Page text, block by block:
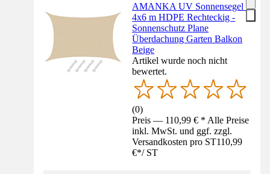
AMANKA UV Sonnensegel -
4x6 m HDPE Rechteckig -
Sonnenschutz Plane
Überdachung Garten Balkon
Beige
Artikel wurde noch nicht
bewertet.
(0)
Preis — 110,99 € * Alle Preise
inkl. MwSt. und ggf. zzgl.
Versandkosten pro ST110,99
€*/ ST